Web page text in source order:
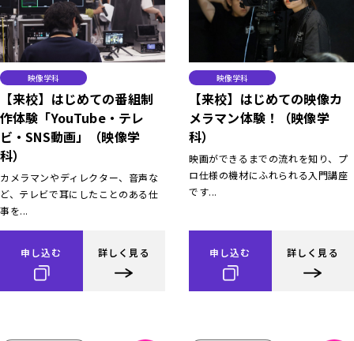
映像学科
【来校】はじめての番組制
作体験「YouTube・テレ
ビ・SNS動画」（映像学
科）
カメラマンやディレクター、音声な
ど、テレビで耳にしたことのある仕
事を...
申し込む 詳しく見る
映像学科
【来校】はじめての映像カ
メラマン体験！（映像学
科）
映画ができるまでの流れを知り、プ
ロ仕様の機材にふれられる入門講座
です...
申し込む 詳しく見る